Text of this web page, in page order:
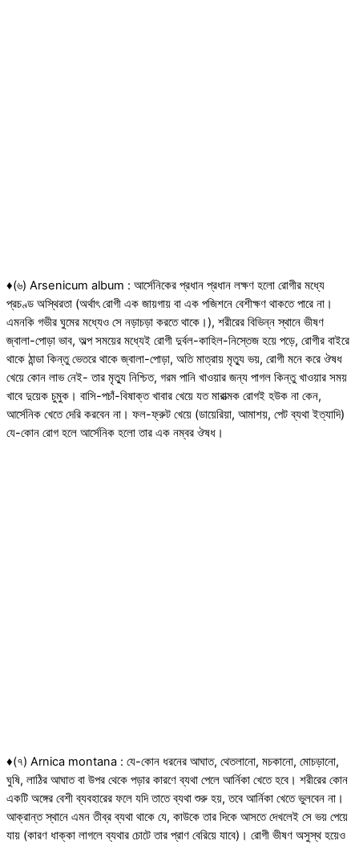
♦(৬) Arsenicum album : আর্সেনিকের প্রধান প্রধান লক্ষণ হলো রোগীর মধ্যে
প্রচণ্ড অস্থিরতা (অর্থাৎ রোগী এক জায়গায় বা এক পজিশনে বেশীক্ষণ থাকতে পারে না।
এমনকি গভীর ঘুমের মধ্যেও সে নড়াচড়া করতে থাকে।), শরীরের বিভিন্ন স্থানে ভীষণ
জ্বালা-পোড়া ভাব, অল্প সময়ের মধ্যেই রোগী দুর্বল-কাহিল-নিস্তেজ হয়ে পড়ে, রোগীর বাইরে
থাকে ঠান্ডা কিন্তু ভেতরে থাকে জ্বালা-পোড়া, অতি মাত্রায় মৃত্যু ভয়, রোগী মনে করে ঔষধ
খেয়ে কোন লাভ নেই- তার মৃত্যু নিশ্চিত, গরম পানি খাওয়ার জন্য পাগল কিন্তু খাওয়ার সময়
খাবে দুয়েক চুমুক। বাসি-পচাঁ-বিষাক্ত খাবার খেয়ে যত মারাত্মক রোগই হউক না কেন,
আর্সেনিক খেতে দেরি করবেন না। ফল-ফ্রুট খেয়ে (ডায়েরিয়া, আমাশয়, পেট ব্যথা ইত্যাদি)
যে-কোন রোগ হলে আর্সেনিক হলো তার এক নম্বর ঔষধ।
♦(৭) Arnica montana : যে-কোন ধরনের আঘাত, থেতলানো, মচকানো, মোচড়ানো,
ঘুষি, লাঠির আঘাত বা উপর থেকে পড়ার কারণে ব্যথা পেলে আর্নিকা খেতে হবে। শরীরের কোন
একটি অঙ্গের বেশী ব্যবহারের ফলে যদি তাতে ব্যথা শুরু হয়, তবে আর্নিকা খেতে ভুলবেন না।
আক্রান্ত স্থানে এমন তীব্র ব্যথা থাকে যে, কাউকে তার দিকে আসতে দেখলেই সে ভয় পেয়ে
যায় (কারণ ধাক্কা লাগলে ব্যথার চোটে তার প্রাণ বেরিয়ে যাবে)। রোগী ভীষণ অসুস্থ হয়েও